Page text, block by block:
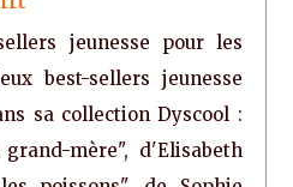
jeunesse pour les
best-sellers jeunesse
sa collection Dyscool :
mère", d'Elisabeth